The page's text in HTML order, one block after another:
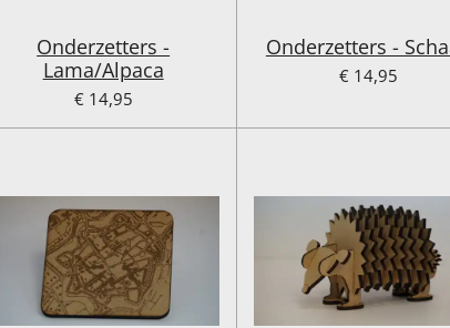
Onderzetters -
Lama/Alpaca
€ 14,95
Onderzetters -
€ 14,95